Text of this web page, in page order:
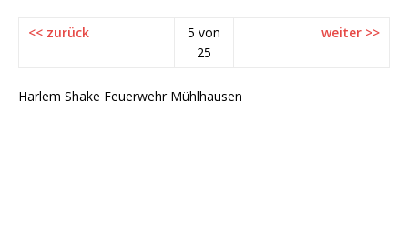
<< zurück
5 von
25
weiter >>
Harlem Shake Feuerwehr Mühlhausen